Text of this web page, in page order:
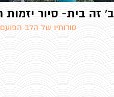
ב' זה בית- סיור
סודותיו של הלב הפועם